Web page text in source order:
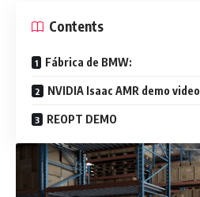
Contents
Fábrica de BMW:
NVIDIA Isaac AMR demo video
REOPT DEMO